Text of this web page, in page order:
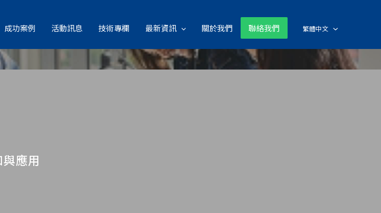
成功案例 活動訊息 技術專欄 最新資訊 關於我們 聯絡我們 繁體中文
應用